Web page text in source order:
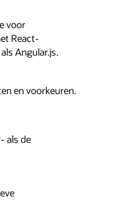
voor
React-
Angular.js.
en voorkeuren.
als de